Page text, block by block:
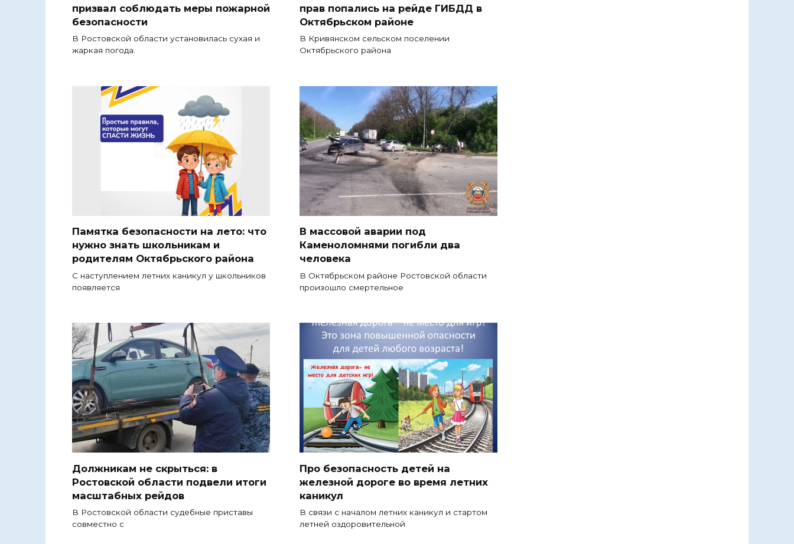
призвал соблюдать меры пожарной
безопасности
В Ростовской области установилась сухая и
жаркая погода.
прав попались на рейде ГИБДД в
Октябрьском районе
В Кривянском сельском поселении
Октябрьского района
Памятка безопасности на лето: что
нужно знать школьникам и
родителям Октябрьского района
С наступлением летних каникул у школьников
появляется
В массовой аварии под
Каменоломнями погибли два
человека
В Октябрьском районе Ростовской области
произошло смертельное
Должникам не скрыться: в
Ростовской области подвели итоги
масштабных рейдов
В Ростовской области судебные приставы
совместно с
Про безопасность детей на
железной дороге во время летних
каникул
В связи с началом летних каникул и стартом
летней оздоровительной